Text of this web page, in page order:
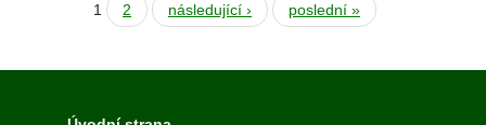
1 2 následující › poslední »